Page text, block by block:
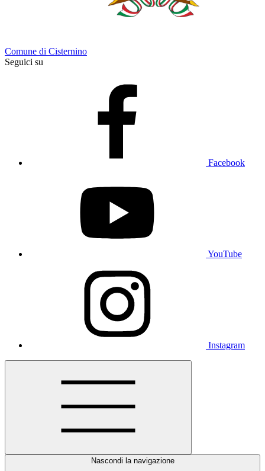
Comune di Cisternino
Seguici su
Facebook
YouTube
Instagram
Nascondi la navigazione